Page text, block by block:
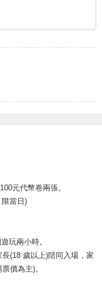
元代幣卷兩張。
當日)
玩兩小時。
(18 歲以上)陪同入場，家
價為主)。